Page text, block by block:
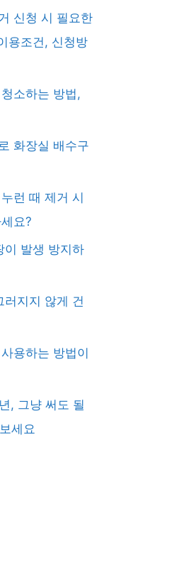
신청 시 필요한
용조건, 신청방
소하는 방법,
화장실 배수구
런 때 제거 시
요?
이 발생 방지하
러지지 않게 건
용하는 방법이
, 그냥 써도 될
세요